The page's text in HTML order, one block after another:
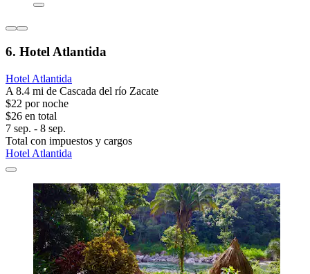
6. Hotel Atlantida
Hotel Atlantida
A 8.4 mi de Cascada del río Zacate
$22 por noche
$26 en total
7 sep. - 8 sep.
Total con impuestos y cargos
Hotel Atlantida